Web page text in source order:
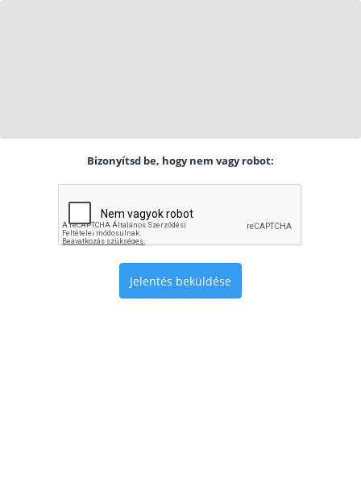
Bizonyítsd be, hogy nem vagy robot:
Jelentés beküldése